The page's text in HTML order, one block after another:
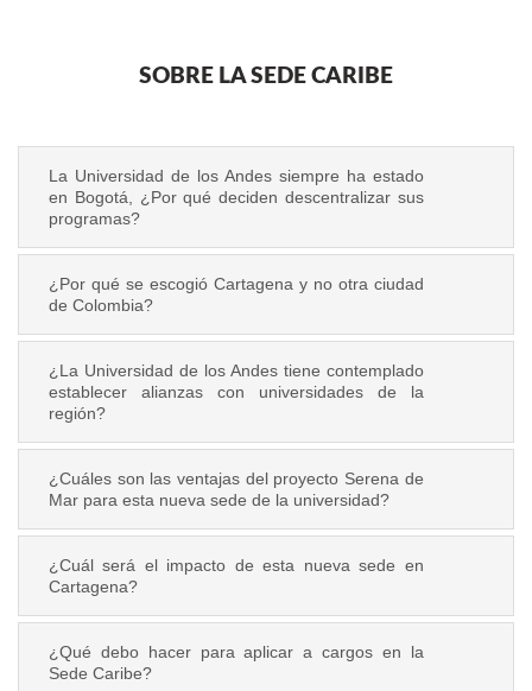
SOBRE LA SEDE CARIBE
La Universidad de los Andes siempre ha estado
en Bogotá, ¿Por qué deciden descentralizar sus
programas?
¿Por qué se escogió Cartagena y no otra ciudad
de Colombia?
¿La Universidad de los Andes tiene contemplado
establecer alianzas con universidades de la
región?
¿Cuáles son las ventajas del proyecto Serena de
Mar para esta nueva sede de la universidad?
¿Cuál será el impacto de esta nueva sede en
Cartagena?
¿Qué debo hacer para aplicar a cargos en la
Sede Caribe?